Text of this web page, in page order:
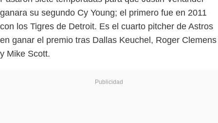
ganara su segundo Cy Young; el primero fue en 2011
con los Tigres de Detroit. Es el cuarto pitcher de Astros
en ganar el premio tras Dallas Keuchel, Roger Clemens
y Mike Scott.